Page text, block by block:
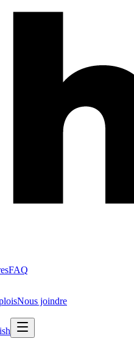
FAQ
Nous joindre